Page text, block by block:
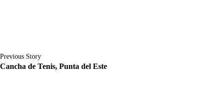
Previous Story
Cancha de Tenis, Punta del Este